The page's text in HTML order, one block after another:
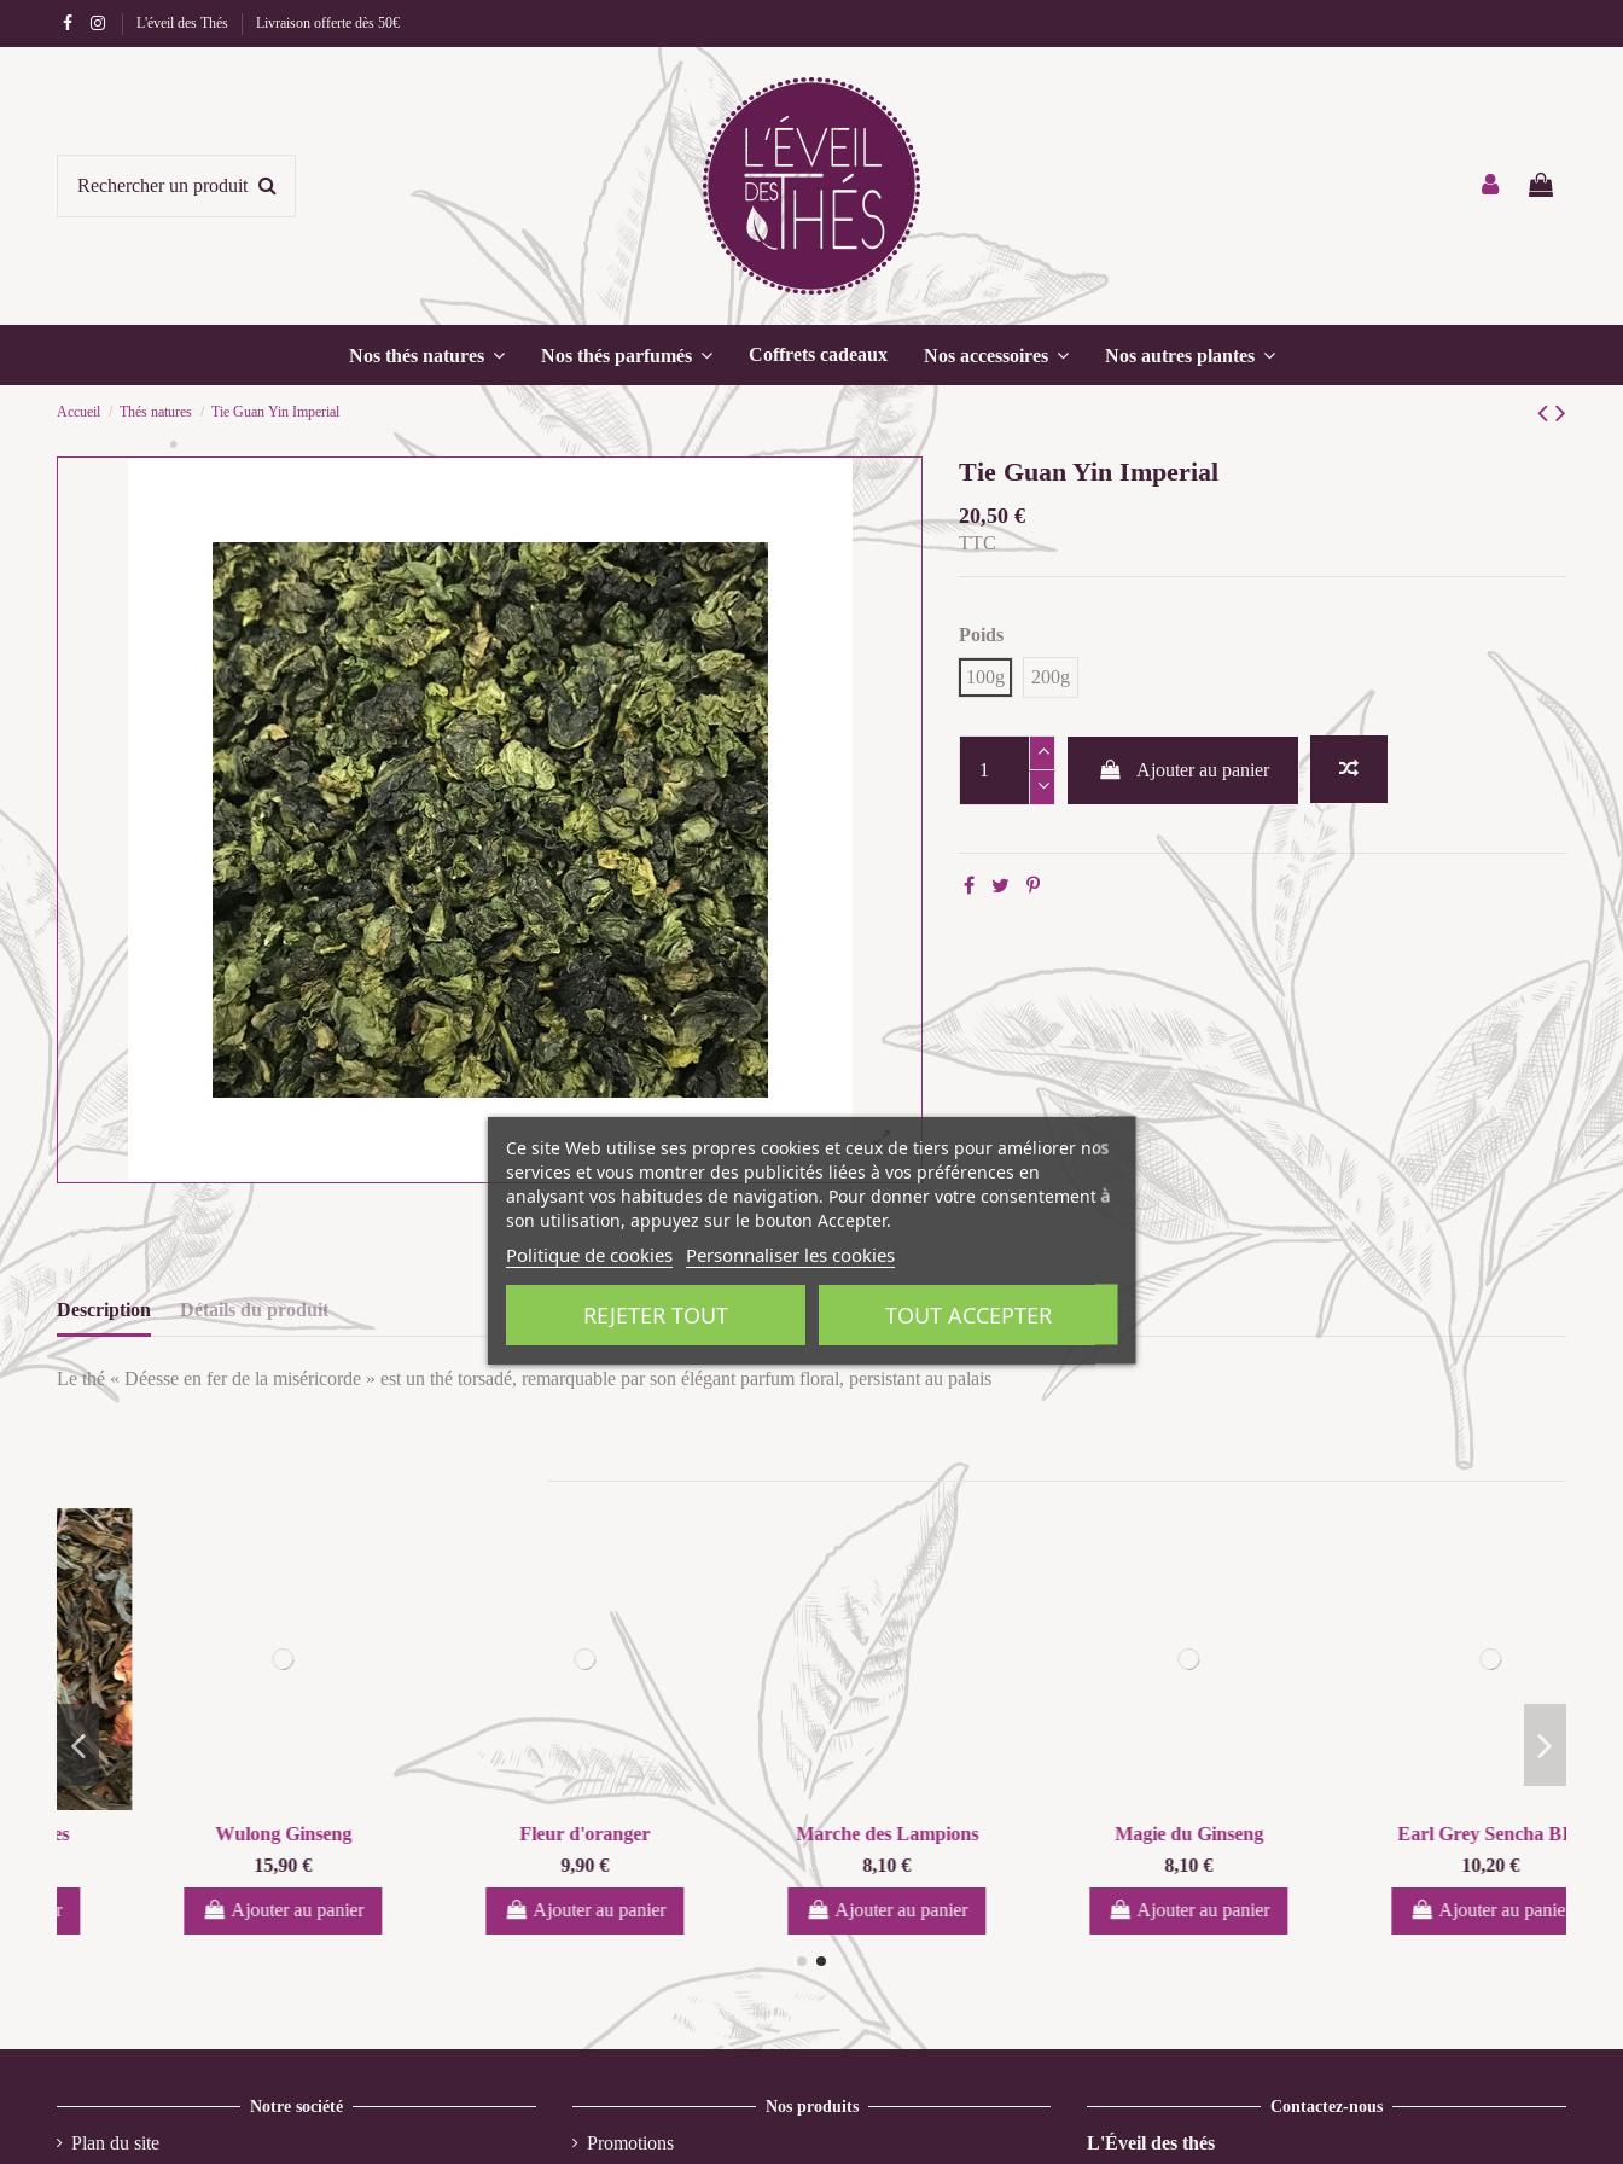
L'éveil des Thés Livraison offerte dès 50€
Nos thés natures Nos thés parfumés Coffrets cadeaux Nos accessoires Nos autres plantes
Accueil Thés natures Tie Guan Yin Imperial
Tie Guan Yin Imperial
20,50 €
TTC
Poids
100g 200g
Ajouter au panier
Description Détails du produit
Le thé « Déesse en fer de la miséricorde » est un thé torsadé, remarquable par son élégant parfum floral, persistant au palais
Wulong Ginseng
Ajouter au panier
Fleur d'oranger
Ajouter au panier
Marche des Lampions
8,10 €
Ajouter au panier
Magie du Ginseng
Ajouter au panier
Earl Grey Sencha BIO
Ajouter au panier
Notre société
Plan du site
Nos produits
Promotions
Contactez-nous
L'Éveil des thés
Ce site Web utilise ses propres cookies et ceux de tiers pour améliorer nos
services et vous montrer des publicités liées à vos préférences en
analysant vos habitudes de navigation. Pour donner votre consentement à
son utilisation, appuyez sur le bouton Accepter.
Politique de cookies Personnaliser les cookies
REJETER TOUT TOUT ACCEPTER